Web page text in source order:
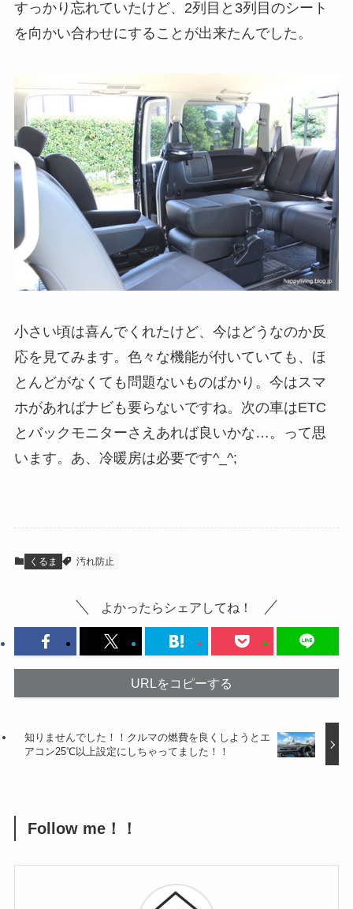
すっかり忘れていたけど、2列目と3列目のシート
を向かい合わせにすることが出来たんでした。
小さい頃は喜んでくれたけど、今はどうなのか反
応を見てみます。色々な機能が付いていても、ほ
とんどがなくても問題ないものばかり。今はスマ
ホがあればナビも要らないですね。次の車はETC
とバックモニターさえあれば良いかな…。って思
います。あ、冷暖房は必要です^_^;
くるま 汚れ防止
よかったらシェアしてね！
URLをコピーする
知りませんでした！！クルマの燃費を良くしようとエ
アコン25℃以上設定にしちゃってました！！
Follow me！！